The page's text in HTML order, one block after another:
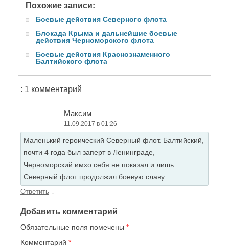
Похожие записи:
Боевые действия Северного флота
Блокада Крыма и дальнейшие боевые
действия Черноморского флота
Боевые действия Краснознаменного
Балтийского флота
: 1 комментарий
Максим
11.09.2017 в 01:26
Маленький героический Северный флот. Балтийский,
почти 4 года был заперт в Ленинграде,
Черноморский имхо себя не показал и лишь
Северный флот продолжил боевую славу.
Ответить ↓
Добавить комментарий
Обязательные поля помечены *
Комментарий *